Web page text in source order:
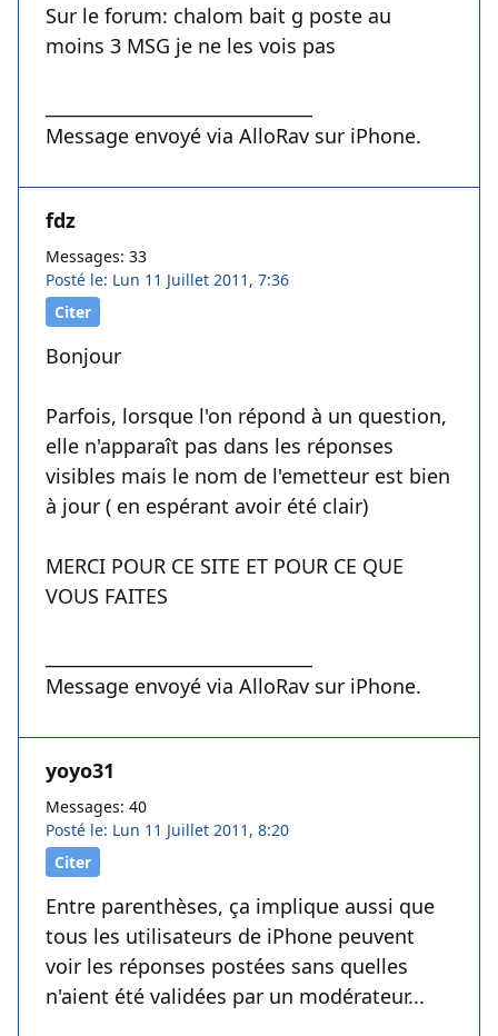
Sur le forum: chalom bait g poste au
moins 3 MSG je ne les vois pas
Message envoyé via AlloRav sur iPhone.
fdz
Messages: 33
Posté le: Lun 11 Juillet 2011, 7:36
Citer
Bonjour
Parfois, lorsque l'on répond à un question,
elle n'apparaît pas dans les réponses
visibles mais le nom de l'emetteur est bien
à jour ( en espérant avoir été clair)
MERCI POUR CE SITE ET POUR CE QUE
VOUS FAITES
Message envoyé via AlloRav sur iPhone.
yoyo31
Messages: 40
Posté le: Lun 11 Juillet 2011, 8:20
Citer
Entre parenthèses, ça implique aussi que
tous les utilisateurs de iPhone peuvent
voir les réponses postées sans quelles
n'aient été validées par un modérateur...